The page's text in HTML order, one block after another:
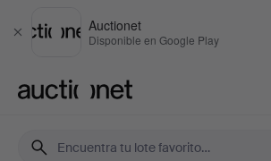
Cerrar
Auctionet
Disponible en Google Play